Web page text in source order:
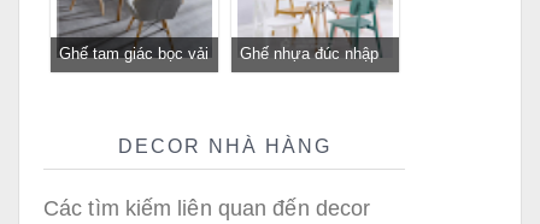
Tp.HCM
Ghế tam giác bọc vải
bố GLM12B-ghế tiếp
tại Tp.HCM
Ghế nhựa đúc nhập
khẩu GLM117- ghế
Tp.HCM
DECOR NHÀ HÀNG
Các tìm kiếm liên quan đến decor